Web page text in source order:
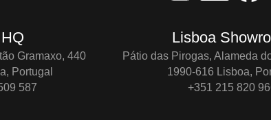
Gramaxo, 440
Portugal
587
Lisboa
Pátio das Pirogas, Alameda
1990-616 Lisboa,
+351 215 820